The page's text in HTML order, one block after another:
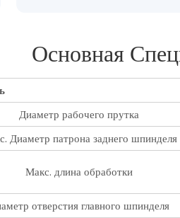
Основная
Диаметр рабочего прутка
Диаметр патрона заднего шпинделя
Макс. длина обработки
отверстия главного шпинделя